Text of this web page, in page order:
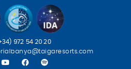
972 54 20 20